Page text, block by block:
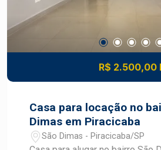
R$ 2.500,00
Casa para locação no
Dimas em Piracicaba
São Dimas - Piracicaba/SP